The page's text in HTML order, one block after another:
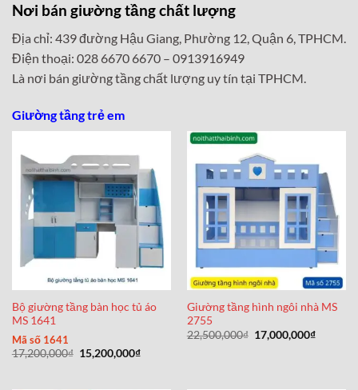
Nơi bán giường tầng chất lượng
Địa chỉ: 439 đường Hậu Giang, Phường 12, Quận 6, TPHCM.
Điện thoại: 028 6670 6670 – 0913916949
Là nơi bán giường tầng chất lượng uy tín tại TPHCM.
Giường tầng trẻ em
Bộ giường tầng bàn học tủ áo
MS 1641
Mã số 1641
17,200,000₫ Giá
gốc
15,200,000₫Giá
Giường tầng hình ngôi nhà MS
2755
22,500,000₫ Giá
gốc
17,000,000₫Giá